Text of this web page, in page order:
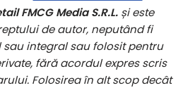
FMCG Media S.R.L. și este
de autor, neputând fi
integral sau folosit pentru
fără acordul expres scris
Folosirea în alt scop decât